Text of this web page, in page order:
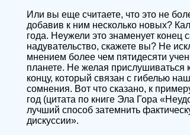
Или вы еще считаете, что это не
добавив к ним несколько новых?
года. Неужели это знаменует
надувательство, скажете вы? Не
мнением более чем пятидесяти
планете. Не желая прислушиваться
концу, который связан с гибелью
сомнения. Вот что сказано, к
год (цитата по книге Эла Гора
лучший способ затемнить
дискуссии».